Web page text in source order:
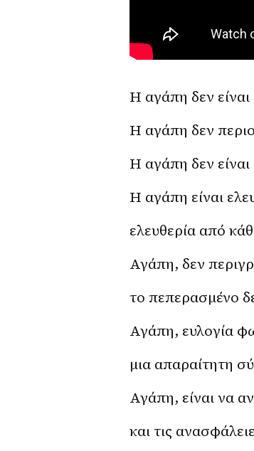
Η αγάπη δεν
Η αγάπη δεν
Η αγάπη δεν
Η αγάπη είναι
ελευθερία από
Αγάπη, δεν
το πεπερασμένο
Αγάπη, ευλογία
μια απαραίτητη
Αγάπη, είναι να
και τις